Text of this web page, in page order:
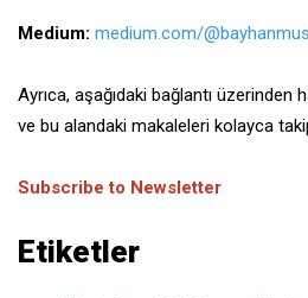
Medium: medium.com/
Ayrıca, aşağıdaki bağlantı üzerinden
ve bu alandaki makaleleri kolayca
Subscribe to Newsletter
Etiketler